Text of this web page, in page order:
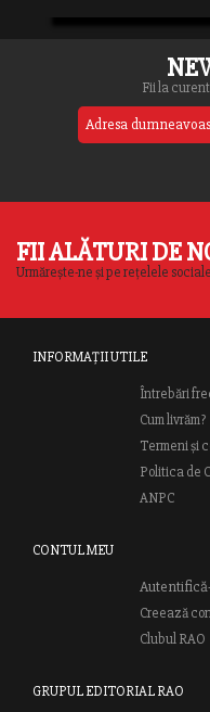
Fii la
FII ALĂTURI DE
Urmărește-ne și pe rețelele
INFORMAȚII UTILE
Întrebări
Cum livrăm?
Termeni și
Politica de
ANPC
CONTUL MEU
Creează
Clubul RAO
GRUPUL EDITORIAL RAO